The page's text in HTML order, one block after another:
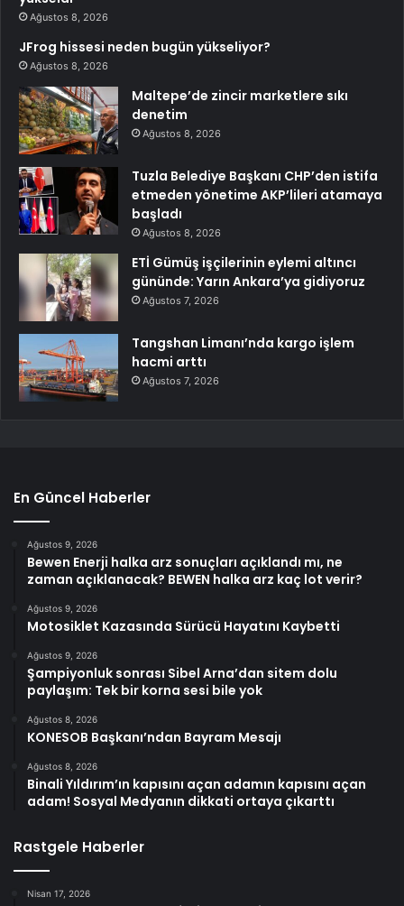
Ağustos 8, 2026
JFrog hissesi neden bugün yükseliyor?
Ağustos 8, 2026
Maltepe’de zincir marketlere sıkı
denetim
Ağustos 8, 2026
Tuzla Belediye Başkanı CHP’den istifa
etmeden yönetime AKP’lileri atamaya
başladı
Ağustos 8, 2026
ETİ Gümüş işçilerinin eylemi altıncı
gününde: Yarın Ankara’ya gidiyoruz
Ağustos 7, 2026
Tangshan Limanı’nda kargo işlem
hacmi arttı
Ağustos 7, 2026
En Güncel Haberler
Ağustos 9, 2026
Bewen Enerji halka arz sonuçları açıklandı mı, ne
zaman açıklanacak? BEWEN halka arz kaç lot verir?
Ağustos 9, 2026
Motosiklet Kazasında Sürücü Hayatını Kaybetti
Ağustos 9, 2026
Şampiyonluk sonrası Sibel Arna’dan sitem dolu
paylaşım: Tek bir korna sesi bile yok
Ağustos 8, 2026
KONESOB Başkanı’ndan Bayram Mesajı
Ağustos 8, 2026
Binali Yıldırım’ın kapısını açan adamın kapısını açan
adam! Sosyal Medyanın dikkati ortaya çıkarttı
Rastgele Haberler
Nisan 17, 2026